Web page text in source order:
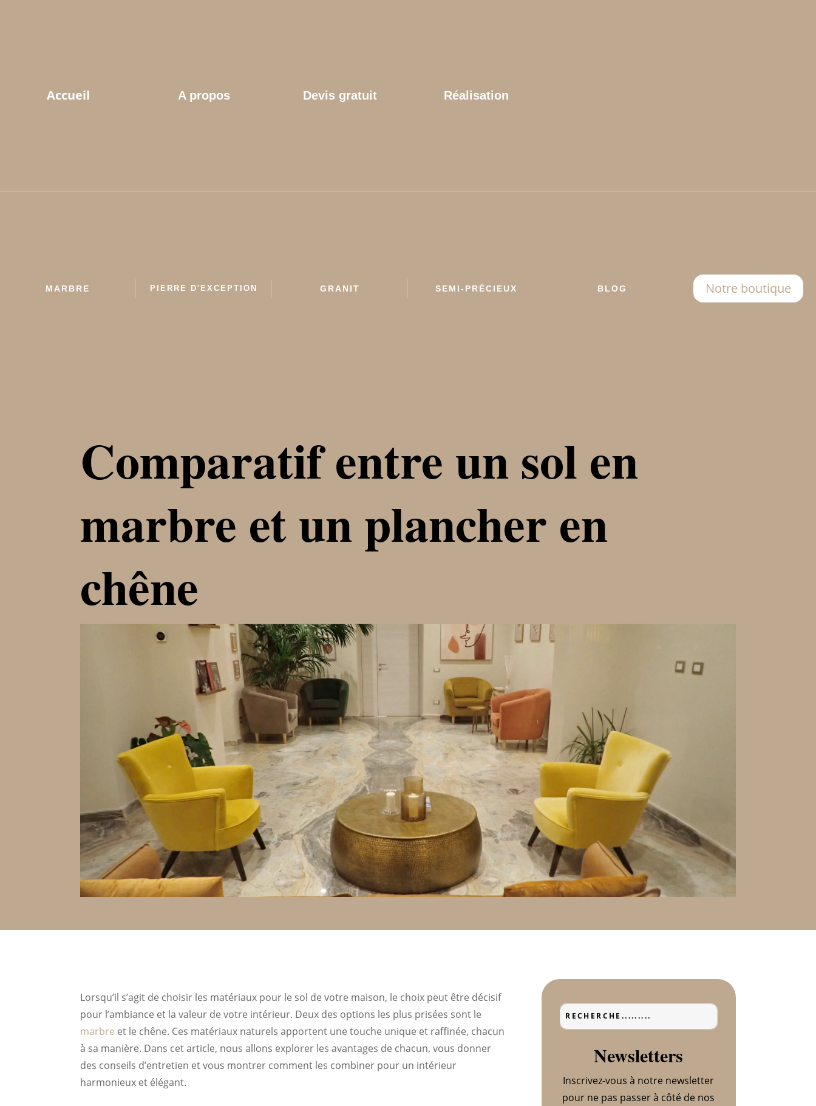
Accueil A propos Devis gratuit Réalisation
MARBRE PIERRE D'EXCEPTION GRANIT SEMI-PRÉCIEUX BLOG Notre boutique
Comparatif entre un sol en
marbre et un plancher en
chêne
Lorsqu’il s’agit de choisir les matériaux pour le sol de votre maison, le choix peut être décisif
pour l’ambiance et la valeur de votre intérieur. Deux des options les plus prisées sont le
marbre et le chêne. Ces matériaux naturels apportent une touche unique et raffinée, chacun
à sa manière. Dans cet article, nous allons explorer les avantages de chacun, vous donner
des conseils d’entretien et vous montrer comment les combiner pour un intérieur
harmonieux et élégant.
Newsletters
Inscrivez-vous à notre newsletter
pour ne pas passer à côté de nos